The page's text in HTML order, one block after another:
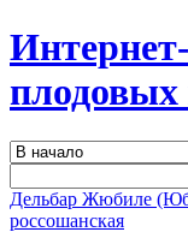
Дельбар Жюбиле
россошанская